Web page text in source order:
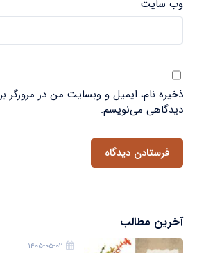
وب‌ سایت
ذخیره نام، ایمیل و وبسایت من در مرورگر
دیدگاهی می‌نویسم.
آخرین مطالب
۱۴۰۵-۰۵-۰۲